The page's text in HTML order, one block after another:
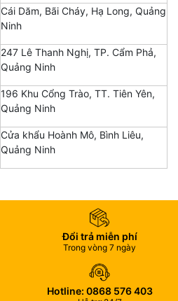
Cái Dăm, Bãi Cháy, Hạ Long, Quảng
Ninh
247 Lê Thanh Nghị, TP. Cẩm Phả,
Quảng Ninh
196 Khu Cổng Trào, TT. Tiên Yên,
Quảng Ninh
Cửa khẩu Hoành Mô, Bình Liêu,
Quảng Ninh
Đổi trả miễn phí
Trong vòng 7 ngày
Hotline: 0868 576 403